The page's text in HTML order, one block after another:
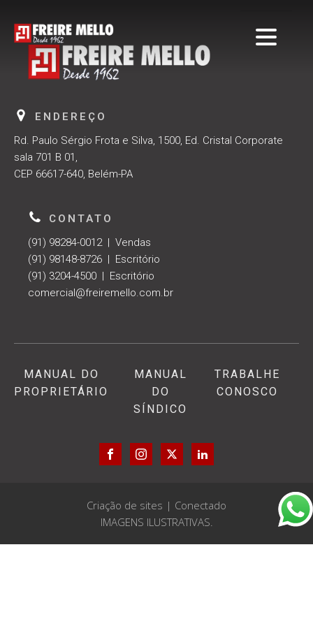
ENDEREÇO
Rd. Paulo Sérgio Frota e Silva, 1500, Ed. Cristal Corporate
sala 701 B 01,
CEP 66617-640, Belém-PA
CONTATO
(91) 98284-0012 | Vendas
(91) 98148-8726 | Escritório
(91) 3204-4500 | Escritório
comercial@freiremello.com.br
MANUAL DO
PROPRIETÁRIO
MANUAL
DO
SÍNDICO
TRABALHE
CONOSCO
Criação de sites | Conectado
IMAGENS ILUSTRATIVAS.